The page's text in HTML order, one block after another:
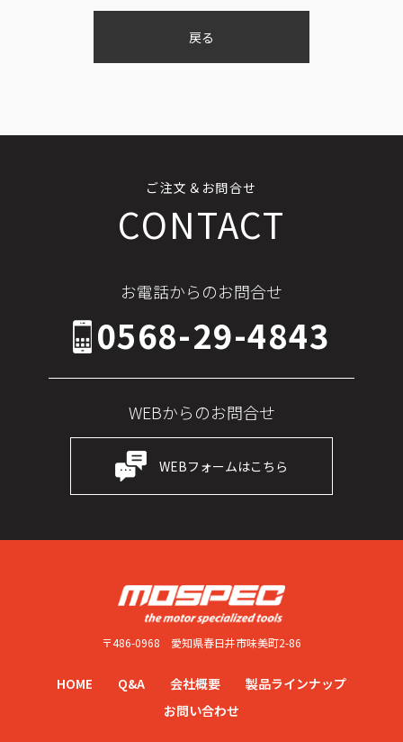
戻る
ご注文＆お問合せ
CONTACT
お電話からのお問合せ
0568-29-4843
WEBからのお問合せ
WEBフォームはこちら
〒486-0968 愛知県春日井市味美町2-86
HOME Q&A 会社概要
製品ラインナップ
お問い合わせ